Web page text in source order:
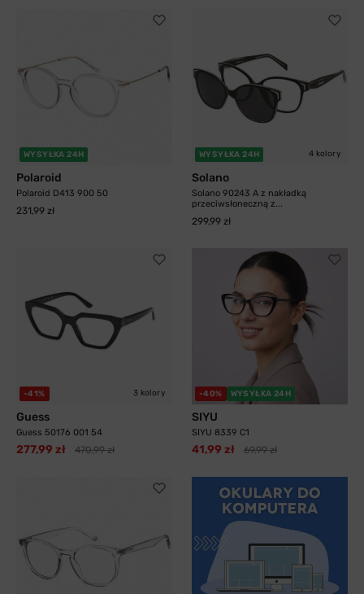
WYSYŁKA 24H
Polaroid
Polaroid D413 900 50
231,99 zł
WYSYŁKA 24H 4 kolory
Solano
Solano 90243 A z nakładką
przeciwsłoneczną z...
299,99 zł
-41% 3 kolory
Guess
Guess 50176 001 54
277,99 zł 470,99 zł
-40% WYSYŁKA 24H
SIYU
SIYU 8339 C1
41,99 zł 69,99 zł